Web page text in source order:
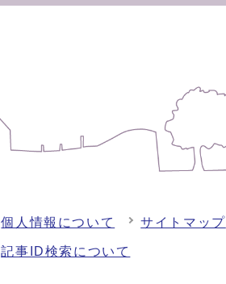
個人情報について サイトマップ
記事ID検索について